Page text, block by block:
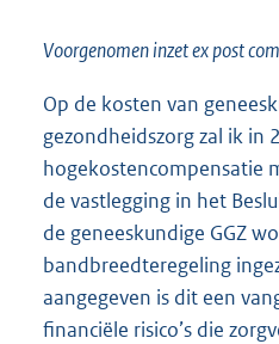
Voorgenomen inzet ex post
Op de kosten van
gezondheidszorg zal ik in
hogekostencompensatie
de vastlegging in het
de geneeskundige GGZ
bandbreedteregeling
aangegeven is dit een
financiële risico’s die